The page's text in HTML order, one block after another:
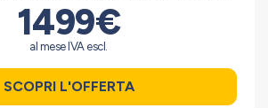
1499€
al mese IVA escl.
SCOPRI L'OFFERTA